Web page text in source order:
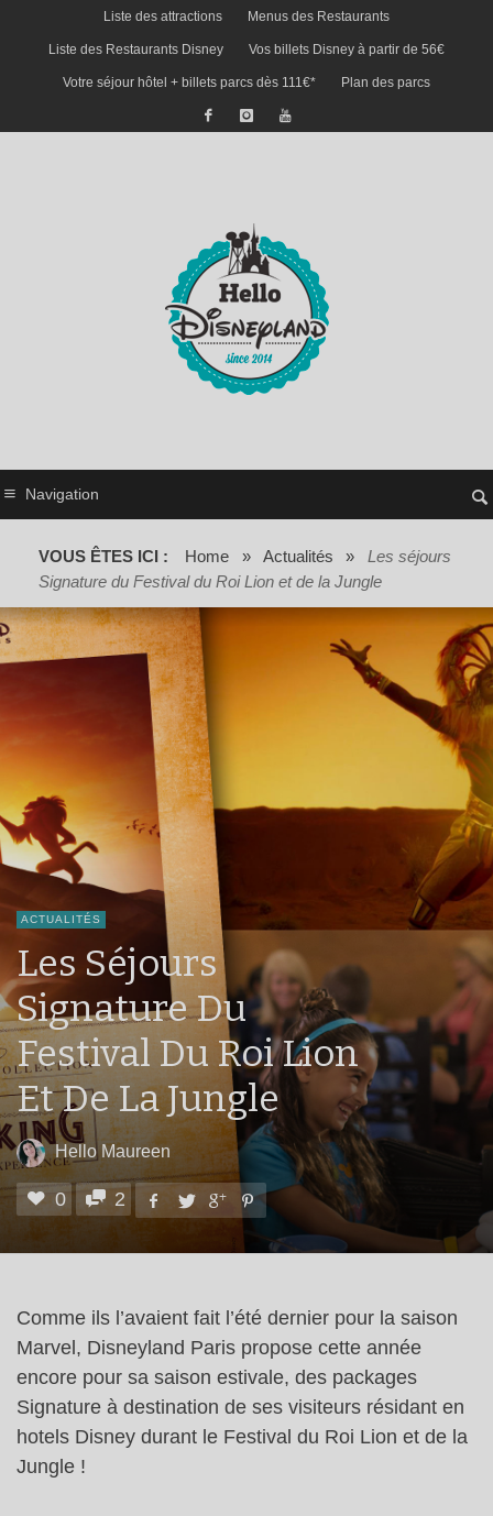
Liste des attractions Menus des Restaurants
Liste des Restaurants Disney Vos billets Disney à partir de 56€
Votre séjour hôtel + billets parcs dès 111€* Plan des parcs
Navigation
VOUS ÊTES ICI : Home » Actualités »
Les séjours
Signature du Festival du Roi Lion et de la Jungle
ACTUALITÉS
Les Séjours
Signature Du
Festival Du Roi Lion
Et De La Jungle
Hello Maureen
0 2
Comme ils l’avaient fait l’été dernier pour la saison
Marvel, Disneyland Paris propose cette année
encore pour sa saison estivale, des packages
Signature à destination de ses visiteurs résidant en
hotels Disney durant le Festival du Roi Lion et de la
Jungle !